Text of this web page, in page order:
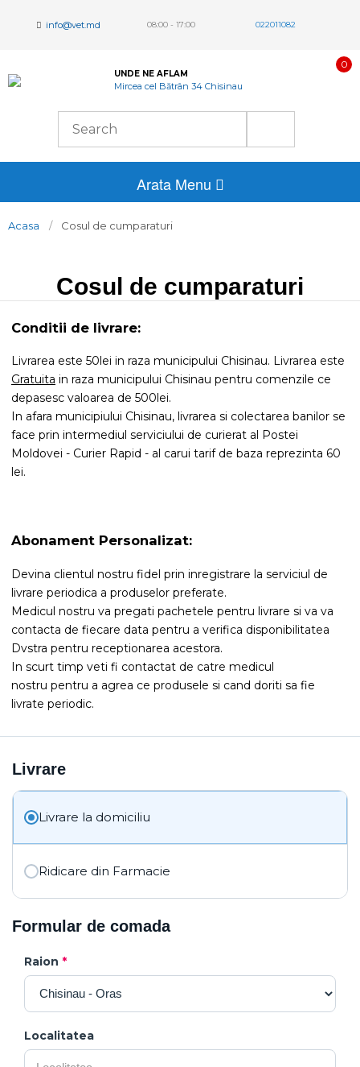
info@vet.md 08:00 - 17:00 022011082
UNDE NE AFLAM
Mircea cel Bătrân 34 Chisinau
0
Arata Menu
Acasa Cosul de cumparaturi
Cosul de cumparaturi
Conditii de livrare:
Livrarea este 50lei in raza municipului Chisinau. Livrarea este
Gratuita in raza municipului Chisinau pentru comenzile ce
depasesc valoarea de 500lei.
In afara municipiului Chisinau, livrarea si colectarea banilor se
face prin intermediul serviciului de curierat al Postei
Moldovei - Curier Rapid - al carui tarif de baza reprezinta 60
lei.
Abonament Personalizat:
Devina clientul nostru fidel prin inregistrare la serviciul de
livrare periodica a produselor preferate.
Medicul nostru va pregati pachetele pentru livrare si va va
contacta de fiecare data pentru a verifica disponibilitatea
Dvstra pentru receptionarea acestora.
In scurt timp veti fi contactat de catre medicul
nostru pentru a agrea ce produsele si cand doriti sa fie
livrate periodic.
Livrare
Livrare la domiciliu
Ridicare din Farmacie
Formular de comada
Raion *
Localitatea